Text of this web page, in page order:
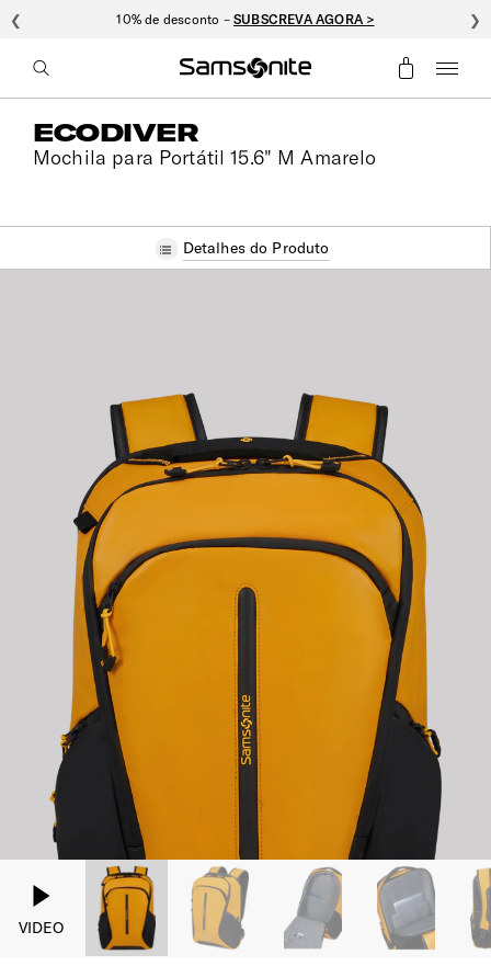
10% de desconto –SUBSCREVA AGORA >
❮ ❯
ECODIVER
Mochila para Portátil 15.6" M Amarelo
Detalhes do Produto
VIDEO